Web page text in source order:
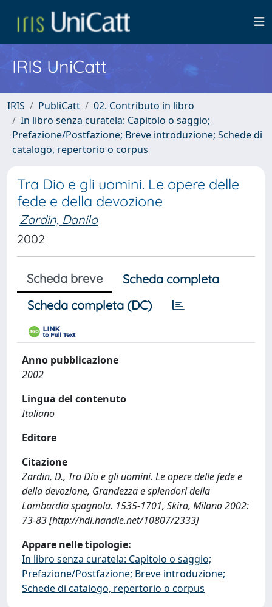
IRIS UniCatt
IRIS PubliCatt
02. Contributo in libro
In libro senza curatela: Capitolo o saggio;
Prefazione/Postfazione; Breve introduzione; Schede di
catalogo, repertorio o corpus
Tra Dio e gli uomini. Le opere delle
fede e della devozione
Zardin, Danilo
2002
Scheda breve
Scheda completa
Scheda completa (DC)
Anno pubblicazione
2002
Lingua del contenuto
Italiano
Editore
Citazione
Zardin, D., Tra Dio e gli uomini. Le opere delle fede e
della devozione, Grandezza e splendori della
Lombardia spagnola. 1535-1701, Skira, Milano 2002:
73-83 [http://hdl.handle.net/10807/2333]
Appare nelle tipologie:
In libro senza curatela: Capitolo o saggio;
Prefazione/Postfazione; Breve introduzione;
Schede di catalogo, repertorio o corpus